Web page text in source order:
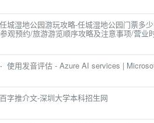
城湿地公园游玩攻略-任城湿地公园门票多
观预约/旅游游览顺序攻略及注意事项/营业
· 使用发音评估 - Azure AI services |
字推介文-深圳大学本科招生网